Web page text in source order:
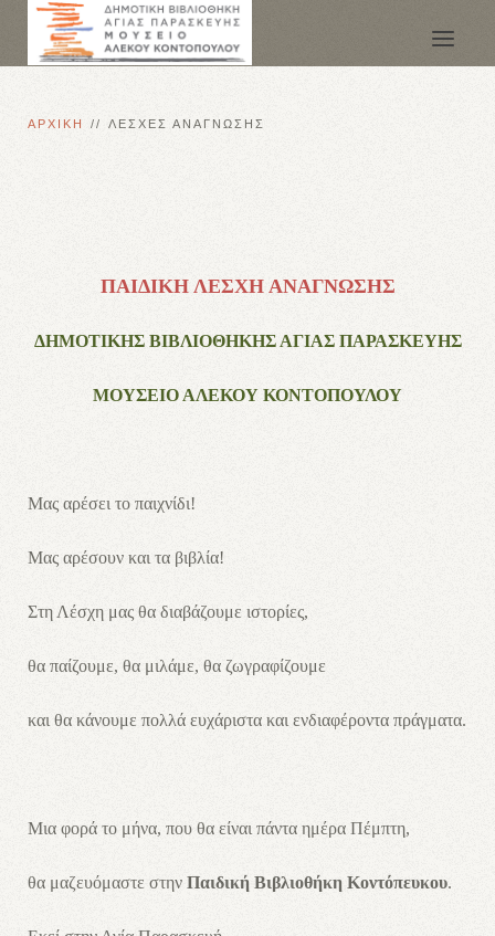
ΑΡΧΙΚΗ ΛΕΣΧΕΣ ΑΝΑΓΝΩΣΗΣ
ΠΑΙΔΙΚΗ ΛΕΣΧΗ ΑΝΑΓΝΩΣΗΣ
ΔΗΜΟΤΙΚΗΣ ΒΙΒΛΙΟΘΗΚΗΣ ΑΓΙΑΣ ΠΑΡΑΣΚΕΥΗΣ
ΜΟΥΣΕΙΟ ΑΛΕΚΟΥ ΚΟΝΤΟΠΟΥΛΟΥ
Μας αρέσει το παιχνίδι!
Μας αρέσουν και τα βιβλία!
Στη Λέσχη μας θα διαβάζουμε ιστορίες,
θα παίζουμε, θα μιλάμε, θα ζωγραφίζουμε
και θα κάνουμε πολλά ευχάριστα και ενδιαφέροντα πράγματα.
Μια φορά το μήνα, που θα είναι πάντα ημέρα Πέμπτη,
θα μαζευόμαστε στην Παιδική Βιβλιοθήκη Κοντόπευκου.